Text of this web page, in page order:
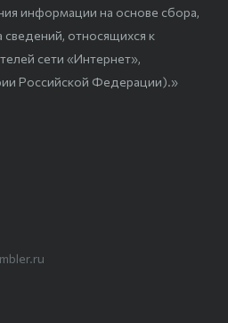
информации на основе сбора,
сведений, относящихся к
сети «Интернет»,
Российской Федерации).»